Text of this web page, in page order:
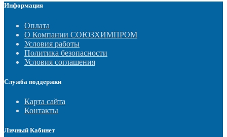
Информация
Оплата
О Компании СОЮЗХИМПРОМ
Условия работы
Политика безопасности
Условия соглашения
Служба поддержки
Карта сайта
Контакты
Личный Кабинет